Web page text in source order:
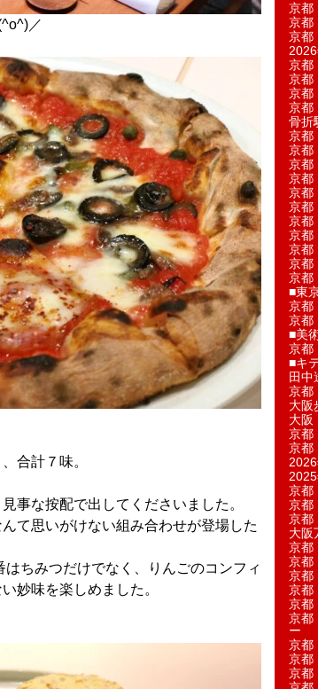
／
合計７味。
事な按配で出してくださいました。
て思いがけない組み合わせが登場した
ちみつだけでなく、りんごのコンフィ
妙味を楽しめました。
京都
京
京
京
京
京都
京
骨折
京都
京
京
京
京
京
京
京
京
京
京
■東
京都
京
■美
京
■キ
田中
京
大阪
大
京
京都
京
京
京
大阪
京
京
京
京
京
京都
ー
京都
京都
京